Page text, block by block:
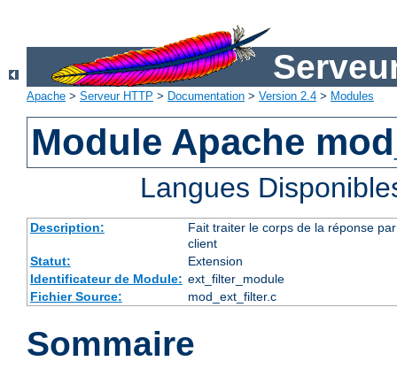
Apache > Serveur HTTP > Documentation > Version 2.4 > Modules
Module Apache
Langues
Description:
Fait traiter le corps de la réponse
client
Statut:
Extension
Identificateur de Module: ext_filter_module
Fichier Source:
mod_ext_filter.c
Sommaire